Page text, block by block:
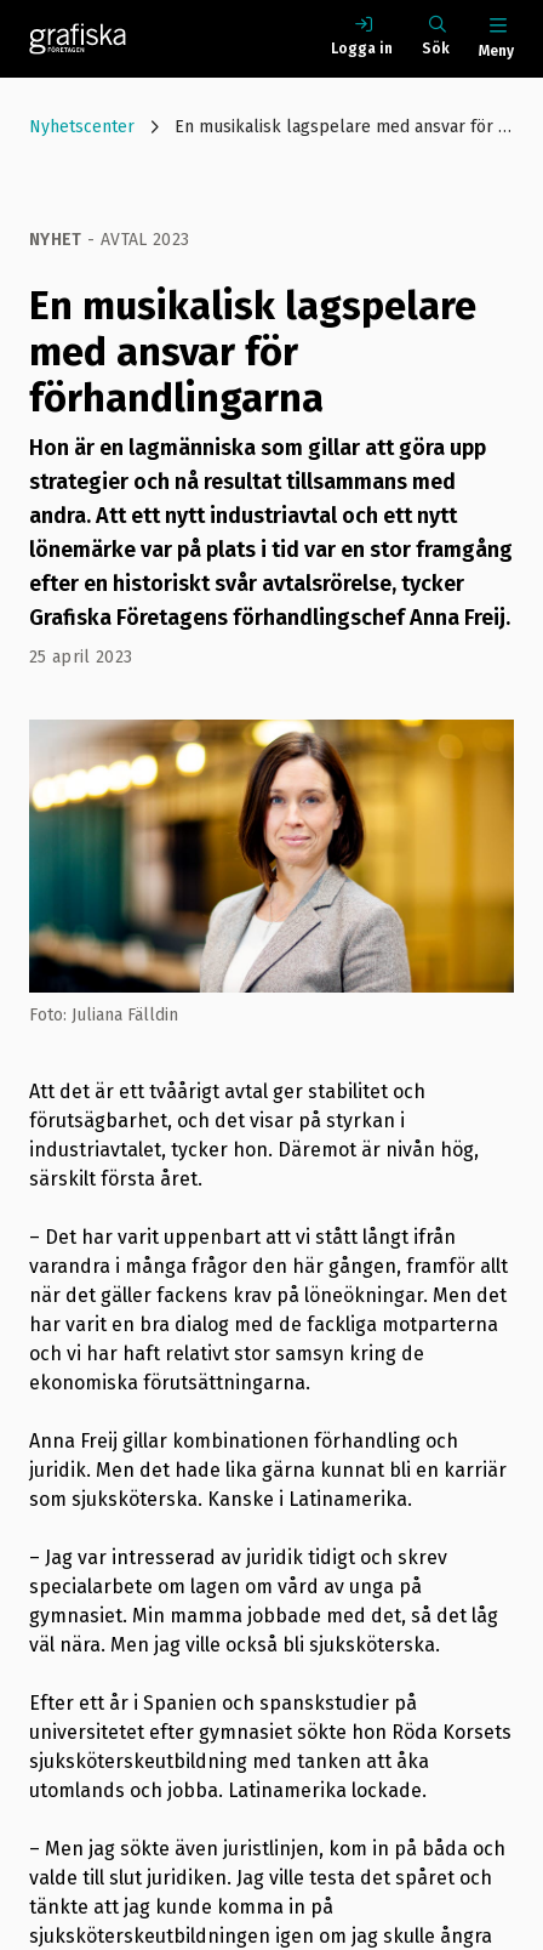
Logga in Sök Meny
Nyhetscenter En musikalisk lagspelare med ansvar för förhandlingarna
NYHET - AVTAL 2023
En musikalisk lagspelare
med ansvar för
förhandlingarna
Hon är en lagmänniska som gillar att göra upp
strategier och nå resultat tillsammans med
andra. Att ett nytt industriavtal och ett nytt
lönemärke var på plats i tid var en stor framgång
efter en historiskt svår avtalsrörelse, tycker
Grafiska Företagens förhandlingschef Anna Freij.
25 april 2023
Foto: Juliana Fälldin
Att det är ett tvåårigt avtal ger stabilitet och
förutsägbarhet, och det visar på styrkan i
industriavtalet, tycker hon. Däremot är nivån hög,
särskilt första året.
– Det har varit uppenbart att vi stått långt ifrån
varandra i många frågor den här gången, framför allt
när det gäller fackens krav på löneökningar. Men det
har varit en bra dialog med de fackliga motparterna
och vi har haft relativt stor samsyn kring de
ekonomiska förutsättningarna.
Anna Freij gillar kombinationen förhandling och
juridik. Men det hade lika gärna kunnat bli en karriär
som sjuksköterska. Kanske i Latinamerika.
– Jag var intresserad av juridik tidigt och skrev
specialarbete om lagen om vård av unga på
gymnasiet. Min mamma jobbade med det, så det låg
väl nära. Men jag ville också bli sjuksköterska.
Efter ett år i Spanien och spanskstudier på
universitetet efter gymnasiet sökte hon Röda Korsets
sjuksköterskeutbildning med tanken att åka
utomlands och jobba. Latinamerika lockade.
– Men jag sökte även juristlinjen, kom in på båda och
valde till slut juridiken. Jag ville testa det spåret och
tänkte att jag kunde komma in på
sjuksköterskeutbildningen igen om jag skulle ångra